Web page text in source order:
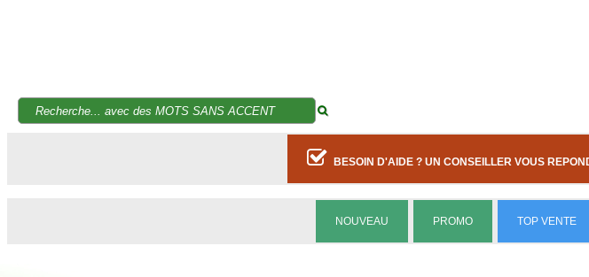
BESOIN D'AIDE ? UN CONSEILLER VOUS
NOUVEAU PROMO TOP VENTE